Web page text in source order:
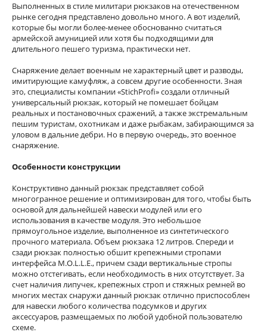
Выполненных в стиле милитари рюкзаков на отечественном
рынке сегодня представлено довольно много. А вот изделий,
которые бы могли более-менее обоснованно считаться
армейской амуницией или хотя бы подходящими для
длительного пешего туризма, практически нет.
Снаряжение делает военным не характерный цвет и разводы,
имитирующие камуфляж, а совсем другие особенности. Зная
это, специалисты компании «StichProfi» создали отличный
универсальный рюкзак, который не помешает бойцам
реальных и постановочных сражений, а также экстремальным
пешим туристам, охотникам и даже рыбакам, забирающимся за
уловом в дальние дебри. Но в первую очередь, это военное
снаряжение.
Особенности конструкции
Конструктивно данный рюкзак представляет собой
многогранное решение и оптимизирован для того, чтобы быть
основой для дальнейшей навески модулей или его
использования в качестве модуля. Это небольшое
прямоугольное изделие, выполненное из синтетического
прочного материала. Объем рюкзака 12 литров. Спереди и
сзади рюкзак полностью обшит крепежными стропами
интерфейса M.O.L.L.E., причем сзади вертикальные стропы
можно отстегивать, если необходимость в них отсутствует. За
счет наличия липучек, крепежных строп и стяжных ремней во
многих местах снаружи данный рюкзак отлично приспособлен
для навески любого количества подсумков и других
аксессуаров, размещаемых по любой удобной пользователю
схеме.